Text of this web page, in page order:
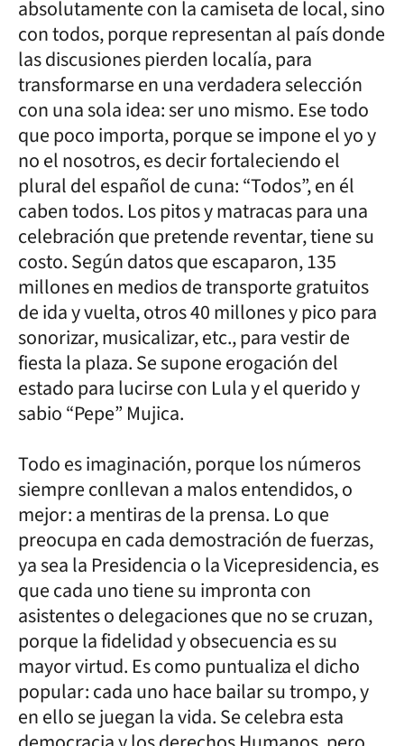
absolutamente con la camiseta de local, sino
con todos, porque representan al país donde
las discusiones pierden localía, para
transformarse en una verdadera selección
con una sola idea: ser uno mismo. Ese todo
que poco importa, porque se impone el yo y
no el nosotros, es decir fortaleciendo el
plural del español de cuna: “Todos”, en él
caben todos. Los pitos y matracas para una
celebración que pretende reventar, tiene su
costo. Según datos que escaparon, 135
millones en medios de transporte gratuitos
de ida y vuelta, otros 40 millones y pico para
sonorizar, musicalizar, etc., para vestir de
fiesta la plaza. Se supone erogación del
estado para lucirse con Lula y el querido y
sabio “Pepe” Mujica.
Todo es imaginación, porque los números
siempre conllevan a malos entendidos, o
mejor: a mentiras de la prensa. Lo que
preocupa en cada demostración de fuerzas,
ya sea la Presidencia o la Vicepresidencia, es
que cada uno tiene su impronta con
asistentes o delegaciones que no se cruzan,
porque la fidelidad y obsecuencia es su
mayor virtud. Es como puntualiza el dicho
popular: cada uno hace bailar su trompo, y
en ello se juegan la vida. Se celebra esta